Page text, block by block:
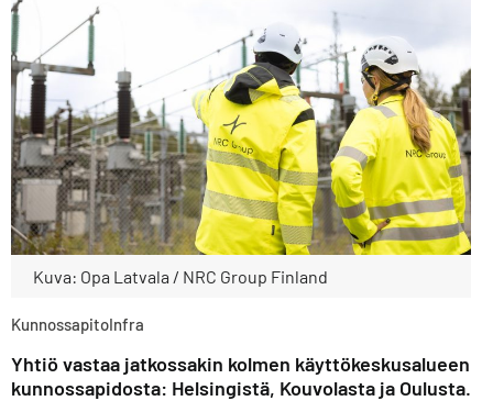
Kuva: Opa Latvala / NRC Group Finland
KunnossapitoInfra
Yhtiö vastaa jatkossakin kolmen käyttökeskusalueen
kunnossapidosta: Helsingistä, Kouvolasta ja Oulusta.